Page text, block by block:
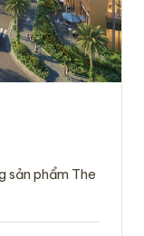
sản phẩm The